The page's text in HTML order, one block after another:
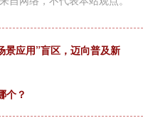
景应用”盲区，迈向普及新
个？